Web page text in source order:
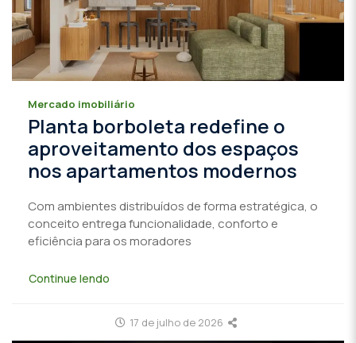
Mercado imobiliário
Planta borboleta redefine o
aproveitamento dos espaços
nos apartamentos modernos
Com ambientes distribuídos de forma estratégica, o
conceito entrega funcionalidade, conforto e
eficiência para os moradores
Continue lendo
17 de julho de 2026